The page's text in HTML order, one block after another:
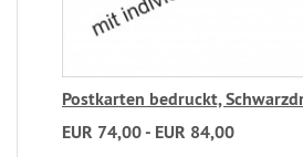
Postkarten bedruckt,
EUR 74,00 - EUR 84,00